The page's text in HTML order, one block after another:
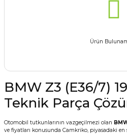
Ürün
BMW Z3 (E36/7)
Teknik Parça
Otomobil tutkunlarının vazgeçilmezi olan
ve fiyatları konusunda Camkriko, piyasadaki en